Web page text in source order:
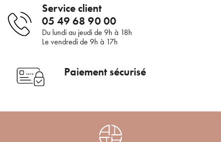
Service client
05 49 68 90 00
Du lundi au jeudi de 9h à 18h
Le vendredi de 9h à 17h
Paiement sécurisé
En renseignant votre adresse e-mail, vous acceptez de recevoir des
communications par e-mail de la part d’Auriège.